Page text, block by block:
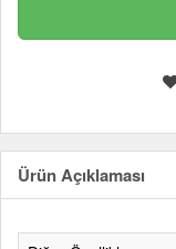
Ürün Açıklaması